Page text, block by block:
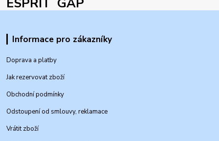
ESPRIT GAP
Informace pro zákazníky
Doprava a platby
Jak rezervovat zboží
Obchodní podmínky
Odstoupení od smlouvy, reklamace
Vrátit zboží